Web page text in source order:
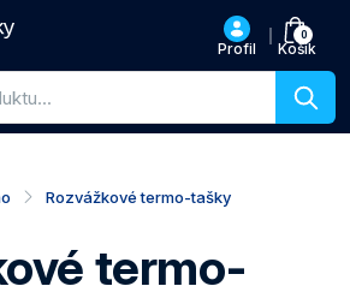
Profil
0
Košík
Rozvážkové termo-tašky
termo-